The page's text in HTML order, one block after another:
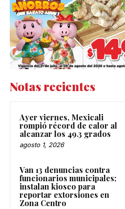
Notas recientes
Ayer viernes, Mexicali
rompió récord de calor al
alcanzar los 49.3 grados
agosto 1, 2026
Van 13 denuncias contra
funcionarios municipales;
instalan kiosco para
reportar extorsiones en
Zona Centro